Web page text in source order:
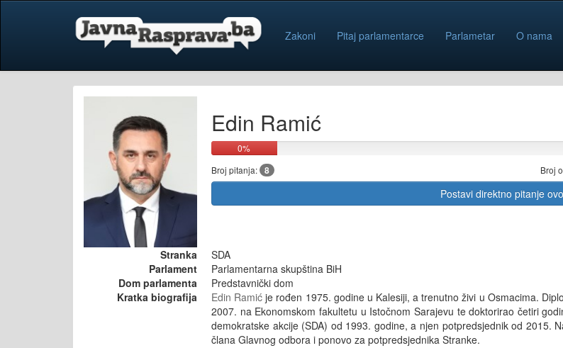
Zakoni Pitaj parlamentarce Parlametar O nama
Edin Ramić
0%
Broj pitanja: 8 Broj
Postavi direktno pitanje
Stranka
SDA
Parlament
Parlamentarna skupština BiH
Dom parlamenta
Predstavnički dom
Kratka biografija
Edin Ramić je rođen 1975. godine u Kalesiji, a trenutno živi u Osmacima.
2007. na Ekonomskom fakultetu u Istočnom Sarajevu te doktorirao četiri
demokratske akcije (SDA) od 1993. godine, a njen potpredsjednik od 2015.
člana Glavnog odbora i ponovo za potpredsjednika Stranke.